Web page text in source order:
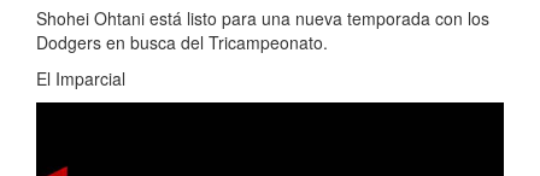
Shohei Ohtani está listo para una nueva temporada con los
Dodgers en busca del Tricampeonato.
El Imparcial